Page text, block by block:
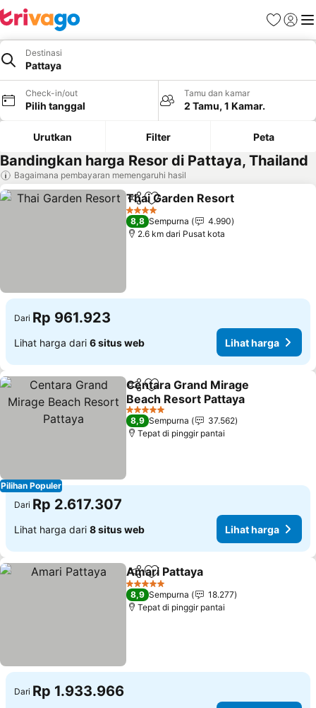
FavoritLogin
Destinasi
Pattaya
Check-in/out
Pilih tanggal
Tamu dan kamar
2 Tamu, 1 Kamar.
Urutkan Filter Peta
Bandingkan harga Resor di Pattaya, Thailand
Bagaimana pembayaran memengaruhi hasil
BagikanTambahkan ke favorit
Thai Garden Resort
4 Bintang
8,8 Sempurna
4.990
2.6 km dari Pusat kota
Dari Rp 961.923
Lihat harga dari 6 situs web Lihat harga
Pilihan Populer
BagikanTambahkan ke favorit
Centara Grand Mirage
Beach Resort Pattaya
Lihat harga
5 Bintang
8,9 Sempurna
37.562
Tepat di pinggir pantai
Dari Rp 2.617.307
Lihat harga dari 8 situs web Lihat harga
BagikanTambahkan ke favorit
Amari Pattaya
5 Bintang
8,9 Sempurna
18.277
Tepat di pinggir pantai
Dari Rp 1.933.966